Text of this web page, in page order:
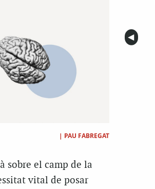
| PAU FABREGAT
sobre el camp de la
vital de posar
Anterior
◀︎